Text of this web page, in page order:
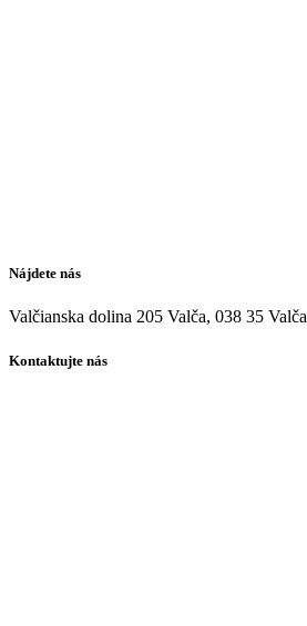
Nájdete nás
Valčianska dolina 205 Valča, 038 35 Valča
Kontaktujte nás